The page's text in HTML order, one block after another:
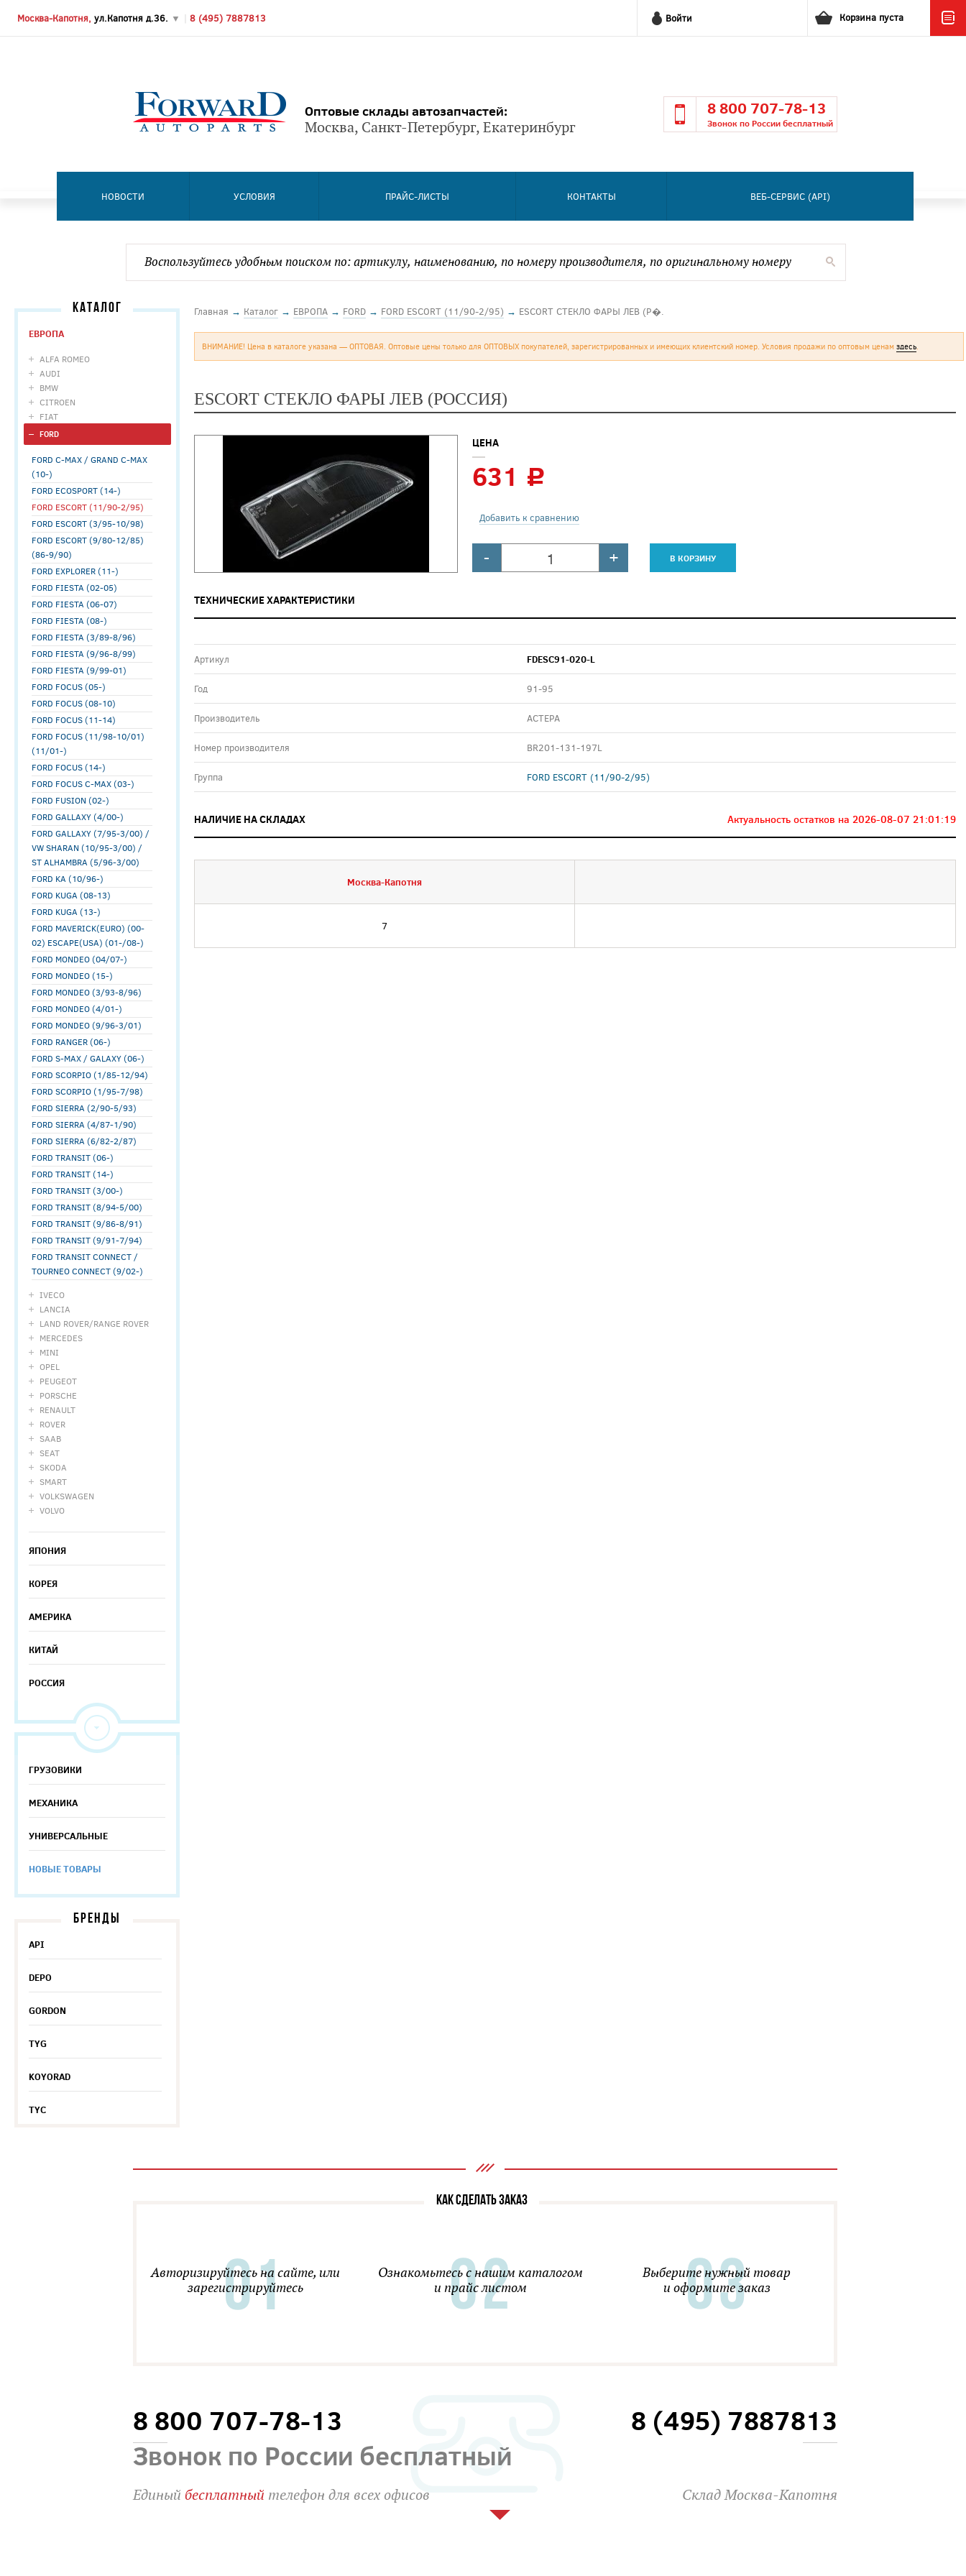
Москва-Капотня, ул.Капотня д.36. ▼ 8 (495) 7887813 Войти Корзина пуста
Оптовые склады автозапчастей:
Москва, Санкт-Петербург, Екатеринбург
8 800 707-78-13
Звонок по России бесплатный
НОВОСТИ УСЛОВИЯ ПРАЙС-ЛИСТЫ КОНТАКТЫ ВЕБ-СЕРВИС (API)
КАТАЛОГ
ЕВРОПА
ALFA ROMEO
AUDI
BMW
CITROEN
FIAT
FORD
FORD C-MAX / GRAND C-MAX
(10-)
FORD ECOSPORT (14-)
FORD ESCORT (11/90-2/95)
FORD ESCORT (3/95-10/98)
FORD ESCORT (9/80-12/85)
(86-9/90)
FORD EXPLORER (11-)
FORD FIESTA (02-05)
FORD FIESTA (06-07)
FORD FIESTA (08-)
FORD FIESTA (3/89-8/96)
FORD FIESTA (9/96-8/99)
FORD FIESTA (9/99-01)
FORD FOCUS (05-)
FORD FOCUS (08-10)
FORD FOCUS (11-14)
FORD FOCUS (11/98-10/01)
(11/01-)
FORD FOCUS (14-)
FORD FOCUS C-MAX (03-)
FORD FUSION (02-)
FORD GALLAXY (4/00-)
FORD GALLAXY (7/95-3/00) /
VW SHARAN (10/95-3/00) /
ST ALHAMBRA (5/96-3/00)
FORD KA (10/96-)
FORD KUGA (08-13)
FORD KUGA (13-)
FORD MAVERICK(EURO) (00-
02) ESCAPE(USA) (01-/08-)
FORD MONDEO (04/07-)
FORD MONDEO (15-)
FORD MONDEO (3/93-8/96)
FORD MONDEO (4/01-)
FORD MONDEO (9/96-3/01)
FORD RANGER (06-)
FORD S-MAX / GALAXY (06-)
FORD SCORPIO (1/85-12/94)
FORD SCORPIO (1/95-7/98)
FORD SIERRA (2/90-5/93)
FORD SIERRA (4/87-1/90)
FORD SIERRA (6/82-2/87)
FORD TRANSIT (06-)
FORD TRANSIT (14-)
FORD TRANSIT (3/00-)
FORD TRANSIT (8/94-5/00)
FORD TRANSIT (9/86-8/91)
FORD TRANSIT (9/91-7/94)
FORD TRANSIT CONNECT /
TOURNEO CONNECT (9/02-)
IVECO
LANCIA
LAND ROVER/RANGE ROVER
MERCEDES
MINI
OPEL
PEUGEOT
PORSCHE
RENAULT
ROVER
SAAB
SEAT
SKODA
SMART
VOLKSWAGEN
VOLVO
ЯПОНИЯ
КОРЕЯ
АМЕРИКА
КИТАЙ
РОССИЯ
ГРУЗОВИКИ
МЕХАНИКА
УНИВЕРСАЛЬНЫЕ
НОВЫЕ ТОВАРЫ
БРЕНДЫ
API
DEPO
GORDON
TYG
KOYORAD
TYC
Главная → Каталог → ЕВРОПА → FORD → FORD ESCORT (11/90-2/95) → ESCORT СТЕКЛО ФАРЫ ЛЕВ (Р�.
ВНИМАНИЕ! Цена в каталоге указана — ОПТОВАЯ. Оптовые цены только для ОПТОВЫХ покупателей, зарегистрированных и имеющих клиентский номер. Условия продажи по оптовым ценам здесь.
ESCORT СТЕКЛО ФАРЫ ЛЕВ (РОССИЯ)
ЦЕНА
631 c
Добавить к сравнению
- + В КОРЗИНУ
ТЕХНИЧЕСКИЕ ХАРАКТЕРИСТИКИ
Артикул FDESC91-020-L
Год 91-95
Производитель АСТЕРА
Номер производителя BR201-131-197L
Группа FORD ESCORT (11/90-2/95)
НАЛИЧИЕ НА СКЛАДАХ Актуальность остатков на 2026-08-07 21:01:19
Москва-Капотня
7
КАК СДЕЛАТЬ ЗАКАЗ
Авторизируйтесь на сайте, или
зарегистрируйтесь
Ознакомьтесь с нашим каталогом
и прайс листом
Выберите нужный товар
и оформите заказ
8 800 707-78-13
Звонок по России бесплатный
8 (495) 7887813
Единыйбесплатный телефон для всех офисов Склад Москва-Капотня